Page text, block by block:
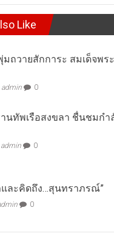
Like
ถวายสักการะ สมเด็จพร
admin 0
านทัพเรือสงขลา ชื่นชมกำ
admin 0
และคิดถึง…สุนทราภรณ์”
0